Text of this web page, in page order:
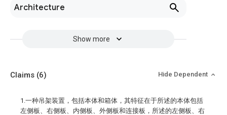
Architecture
Show more
Claims (6) Hide Dependent
1.一种吊架装置，包括本体和箱体，其特征在于所述的本体包括
左侧板、右侧板、内侧板、外侧板和连接板，所述的左侧板、右